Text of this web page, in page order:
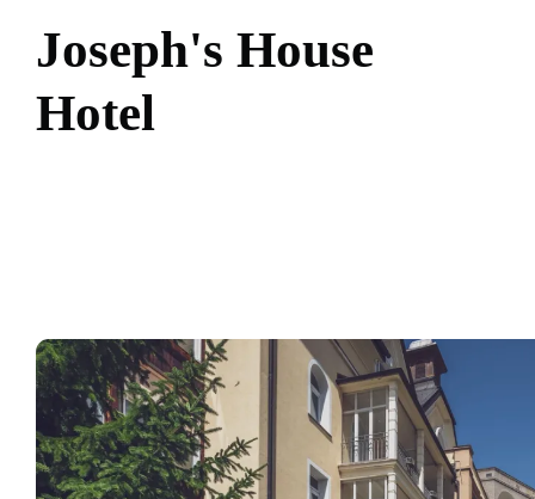
Joseph's House
Hotel